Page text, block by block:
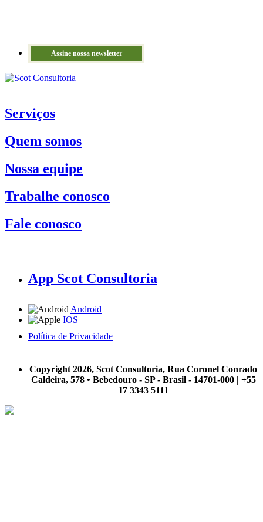
Assine nossa newsletter
Serviços
Quem somos
Nossa equipe
Trabalhe conosco
Fale conosco
App Scot Consultoria
Android
IOS
Política de Privacidade
Copyright 2026, Scot Consultoria, Rua Coronel Conrado
Caldeira, 578 • Bebedouro - SP - Brasil - 14701-000 | +55
17 3343 5111